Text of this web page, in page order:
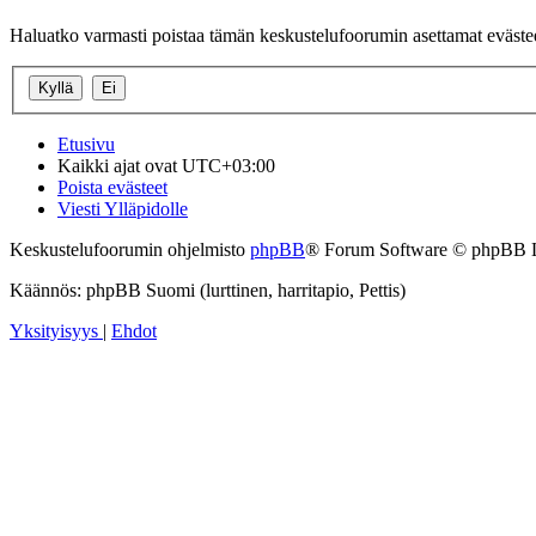
Haluatko varmasti poistaa tämän keskustelufoorumin asettamat
Etusivu
Kaikki ajat ovat UTC+03:00
Poista evästeet
Viesti Ylläpidolle
Keskustelufoorumin ohjelmisto phpBB® Forum Software © phpBB
Käännös: phpBB Suomi (lurttinen, harritapio, Pettis)
Yksityisyys | Ehdot